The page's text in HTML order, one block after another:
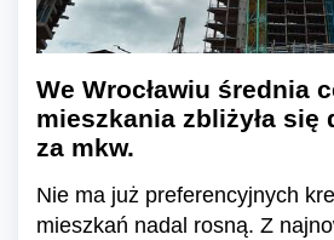
We Wrocławiu średnia
mieszkania zbliżyła się
za mkw.
Nie ma już preferencyjnych
mieszkań nadal rosną. Z